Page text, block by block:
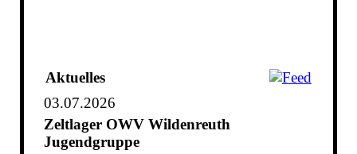
Aktuelles
03.07.2026
Zeltlager OWV Wildenreuth
Jugendgruppe